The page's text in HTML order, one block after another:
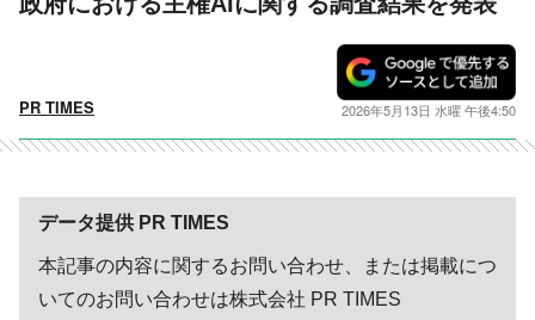
PR TIMES 2026年5月13日 水曜 午後4:50
データ提供 PR TIMES
本記事の内容に関するお問い合わせ、または掲載につ
いてのお問い合わせは株式会社 PR TIMES